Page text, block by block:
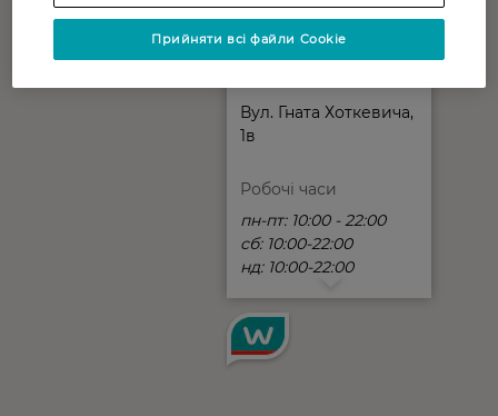
Прийняти всі файли Cookie